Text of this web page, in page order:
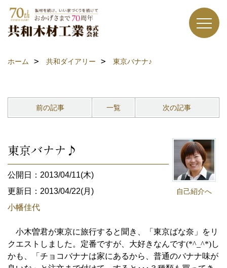
ホーム 共和ダイアリー 東京バナナ♪
前の記事 一覧 次の記事
自己紹介へ
東京バナナ♪
公開日：2013/04/11(木)
更新日：2013/04/22(月)
小幡佳代
小木曽君が東京に旅行すると聞き、「東京ばな奈」をリ
クエストしました。定番ですが、大好きなんです(*^_^*)し
かも、「チョコバナナは家にあるから、普通のバナナ味が